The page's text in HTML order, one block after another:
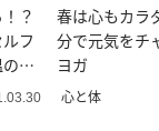
？
フ
変
春は心もカラ
分で元気をチ
ヨガ
心と体